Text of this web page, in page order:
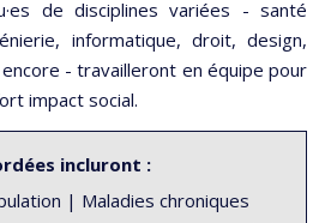
de disciplines variées - santé
informatique, droit, design,
- travailleront en équipe pour
impact social.
incluront :
| Maladies chroniques